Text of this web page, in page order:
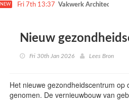
NEW Fri 7th 13:37 Vakwerk Architecten
Nieuw
Fri 30th Jan 2026 Lees Bron
Het nieuwe gezondheidscentrum
genomen. De vernieuwbouw van